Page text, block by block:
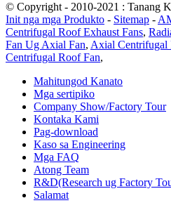
© Copyright - 2010-2021 : Tanang
Init nga mga Produkto - Sitemap -
Centrifugal Roof Exhaust Fans,
Fan Ug Axial Fan, Axial Centrifugal
Centrifugal Roof Fan,
Mahitungod Kanato
Mga sertipiko
Company Show/Factory Tour
Kontaka Kami
Pag-download
Kaso sa Engineering
Mga FAQ
Atong Team
R&D(Research ug Factory
Salamat